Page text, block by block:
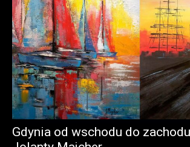
Gdynia od wschodu do